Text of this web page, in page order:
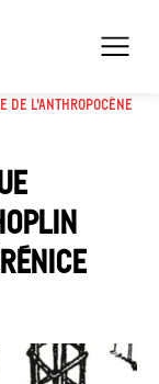
de l'Anthropocène